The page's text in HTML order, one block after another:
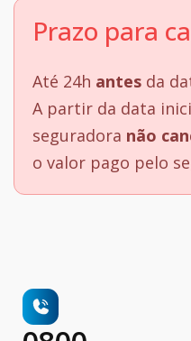
Prazo para
Até 24h antes da
A partir da data
seguradora não
o valor pago pelo